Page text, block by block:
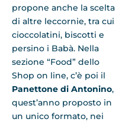
propone anche la scelta
di altre leccornie, tra cui
cioccolatini, biscotti e
persino i Babà. Nella
sezione “Food” dello
Shop on line, c’è poi il
Panettone di Antonino,
quest’anno proposto in
un unico formato, nei